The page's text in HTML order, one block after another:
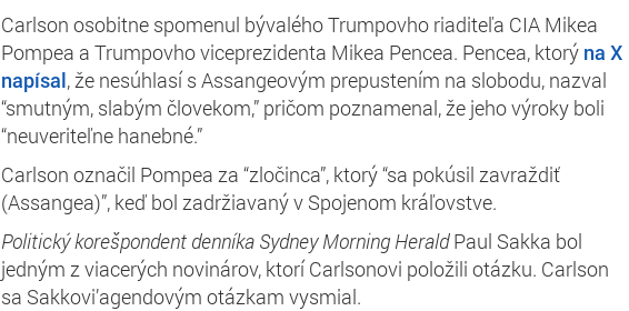
Carlson osobitne spomenul bývalého Trumpovho riaditeľa CIA Mikea
Pompea a Trumpovho viceprezidenta Mikea Pencea. Pencea, ktorý na X
napísal, že nesúhlasí s Assangeovým prepustením na slobodu, nazval
“smutným, slabým človekom,” pričom poznamenal, že jeho výroky boli
“neuveriteľne hanebné.”
Carlson označil Pompea za “zločinca”, ktorý “sa pokúsil zavraždiť
(Assangea)”, keď bol zadržiavaný v Spojenom kráľovstve.
Politický korešpondent denníka Sydney Morning HeraldPaul Sakka bol
jedným z viacerých novinárov, ktorí Carlsonovi položili otázku. Carlson
sa Sakkovi’agendovým otázkam vysmial.